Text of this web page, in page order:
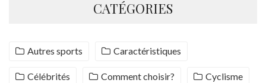
CATÉGORIES
Autres sports Caractéristiques
Célébrités Comment choisir? Cyclisme